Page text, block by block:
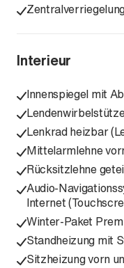
Interieur
Innenspiegel mit
Lenkrad heizbar
Mittelarmlehne
Rücksitzlehne
Audio-
Internet
Winter-Paket
Standheizung mit
Sitzheizung vorn